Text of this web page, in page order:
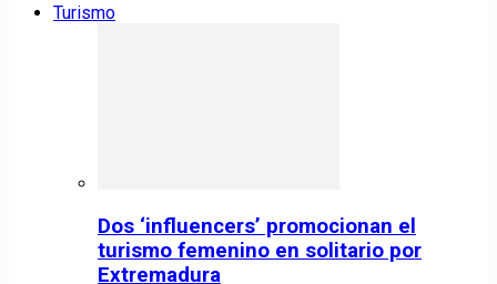
Turismo
Dos ‘influencers’ promocionan el
turismo femenino en solitario por
Extremadura